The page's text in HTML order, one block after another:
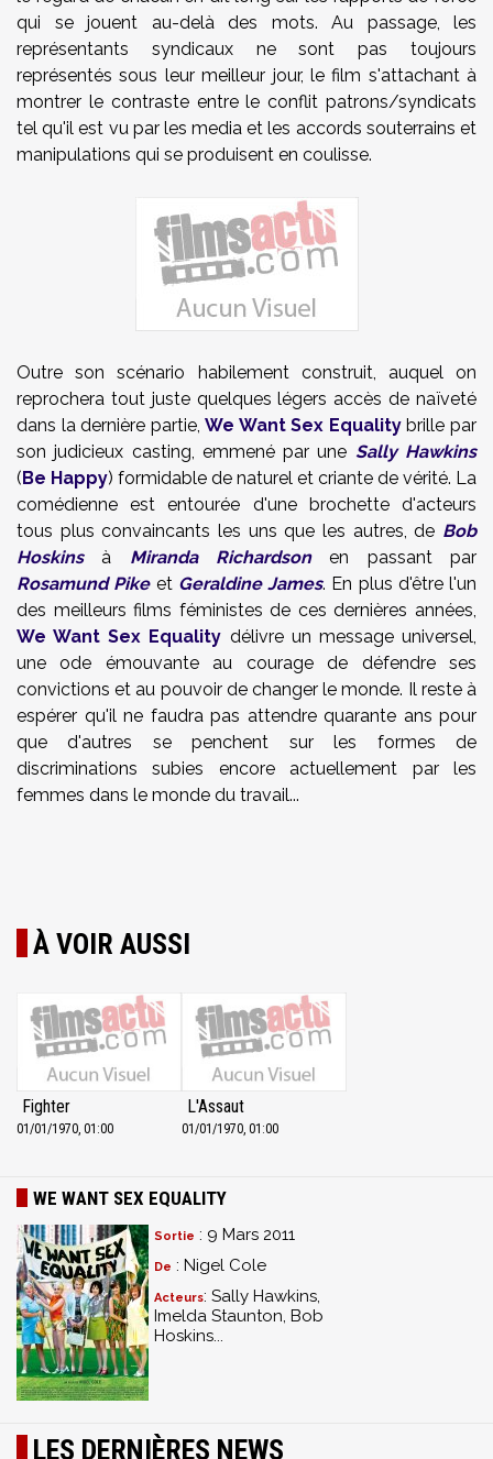
qui se jouent au-delà des mots. Au passage, les
représentants syndicaux ne sont pas toujours
représentés sous leur meilleur jour, le film s'attachant à
montrer le contraste entre le conflit patrons/syndicats
tel qu'il est vu par les media et les accords souterrains et
manipulations qui se produisent en coulisse.
Outre son scénario habilement construit, auquel on
reprochera tout juste quelques légers accès de naïveté
dans la dernière partie,We Want Sex Equalitybrille par
son judicieux casting, emmené par une Sally Hawkins
(Be Happy) formidable de naturel et criante de vérité. La
comédienne est entourée d'une brochette d'acteurs
tous plus convaincants les uns que les autres, de Bob
Hoskinsà Miranda Richardsonen passant par
Rosamund Pikeet Geraldine James. En plus d'être l'un
des meilleurs films féministes de ces dernières années,
We Want Sex Equality délivre un message universel,
une ode émouvante au courage de défendre ses
convictions et au pouvoir de changer le monde. Il reste à
espérer qu'il ne faudra pas attendre quarante ans pour
que d'autres se penchent sur les formes de
discriminations subies encore actuellement par les
femmes dans le monde du travail...
À VOIR AUSSI
Fighter
01/01/1970, 01:00
L'Assaut
01/01/1970, 01:00
WE WANT SEX EQUALITY
Sortie : 9 Mars 2011
De : Nigel Cole
Acteurs: Sally Hawkins,
Imelda Staunton, Bob
Hoskins...
LES DERNIÈRES NEWS